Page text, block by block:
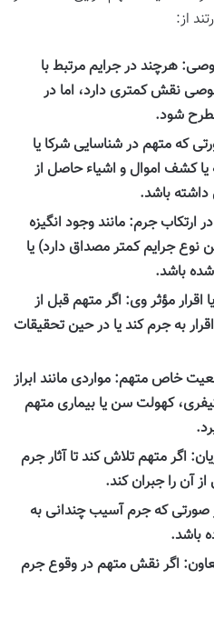
از:
هرچند در جرایم مرتبط با
نقش کمتری دارد، اما در
شود.
که متهم در شناسایی شرکا یا
کشف اموال و اشیاء حاصل از
باشد.
ارتکاب جرم: مانند وجود انگیزه
نوع جرایم کمتر مصداق دارد) یا
باشد.
اقرار مؤثر وی: اگر متهم قبل از
به جرم کند یا در حین تحقیقات
خاص متهم: مواردی مانند ابراز
کهولت سن یا بیماری متهم
اگر متهم تلاش کند تا آثار جرم
آن را جبران کند.
صورتی که جرم آسیب چندانی به
باشد.
اگر نقش متهم در وقوع جرم